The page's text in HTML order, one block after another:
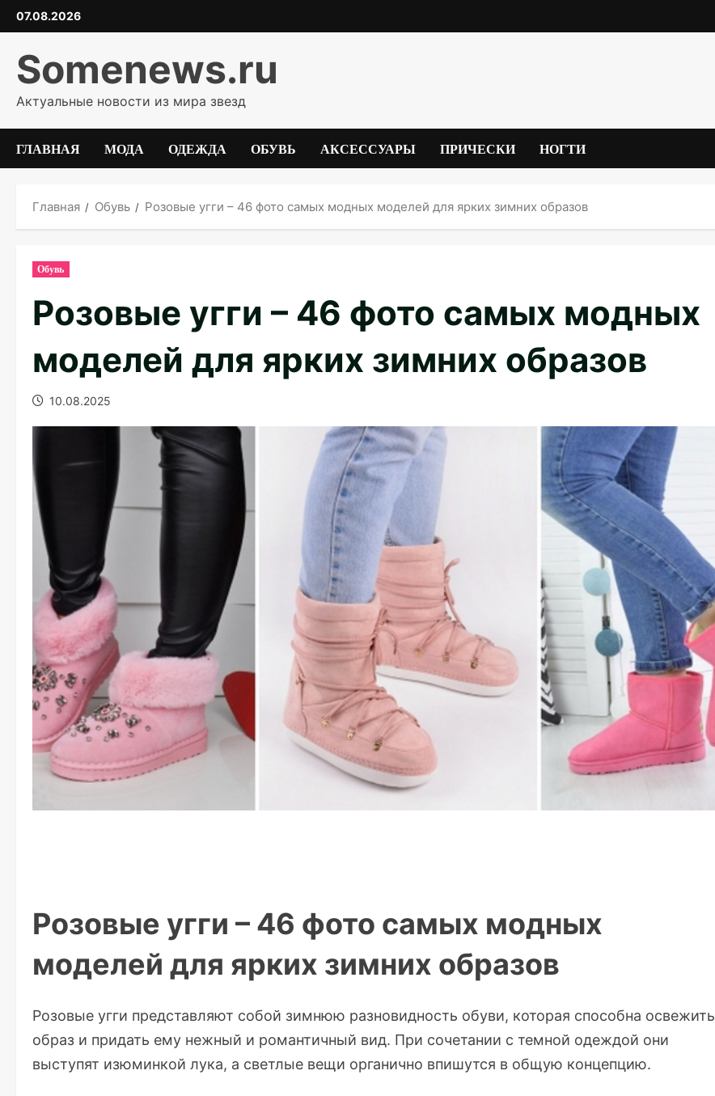
Перейти
к
содержимому
07.08.2026
Somenews.ru
Актуальные новости из мира звезд
ГЛАВНАЯ МОДА ОДЕЖДА ОБУВЬ АКСЕССУАРЫ ПРИЧЕСКИ НОГТИ
Главная Обувь Розовые угги – 46 фото самых модных моделей для ярких зимних образов
Обувь
Розовые угги – 46 фото самых модных
моделей для ярких зимних образов
10.08.2025
Розовые угги – 46 фото самых модных
моделей для ярких зимних образов
Розовые угги представляют собой зимнюю разновидность обуви, которая способна освежить
образ и придать ему нежный и романтичный вид. При сочетании с темной одеждой они
выступят изюминкой лука, а светлые вещи органично впишутся в общую концепцию.